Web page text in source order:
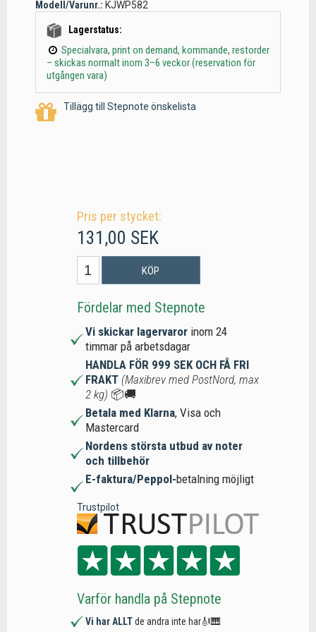
Modell/Varunr.: KJWP582
Lagerstatus:
Specialvara, print on demand, kommande, restorder
– skickas normalt inom 3–6 veckor (reservation för
utgången vara)
Tillägg till Stepnote önskelista
Pris per stycket:
131,00 SEK
KÖP
Fördelar med Stepnote
Vi skickar lagervaror inom 24
timmar på arbetsdagar
HANDLA FÖR 999 SEK OCH FÅ FRI
FRAKT (Maxibrev med PostNord, max
2 kg) 📦🚚
Betala med Klarna, Visa och
Mastercard
Nordens största utbud av noter
och tillbehör
E-faktura/Peppol-betalning möjligt
Trustpilot
Varför handla på Stepnote
Vi har ALLTde andra inte har🎻🎹